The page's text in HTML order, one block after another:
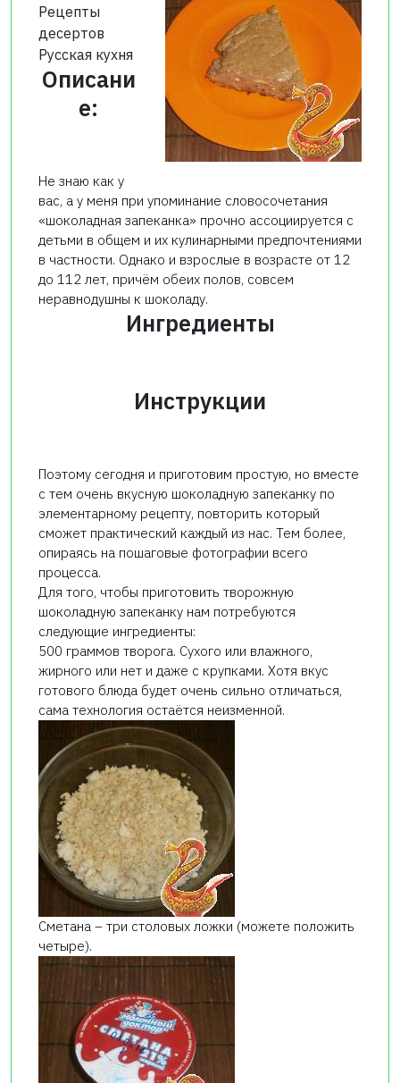
Рецепты
десертов
Русская кухня
Описани
е:
Не знаю как у
вас, а у меня при упоминание словосочетания
«шоколадная запеканка» прочно ассоциируется с
детьми в общем и их кулинарными предпочтениями
в частности. Однако и взрослые в возрасте от 12
до 112 лет, причём обеих полов, совсем
неравнодушны к шоколаду.
Ингредиенты
Инструкции
Поэтому сегодня и приготовим простую, но вместе
с тем очень вкусную шоколадную запеканку по
элементарному рецепту, повторить который
сможет практический каждый из нас. Тем более,
опираясь на пошаговые фотографии всего
процесса.
Для того, чтобы приготовить творожную
шоколадную запеканку нам потребуются
следующие ингредиенты:
500 граммов творога. Сухого или влажного,
жирного или нет и даже с крупками. Хотя вкус
готового блюда будет очень сильно отличаться,
сама технология остаётся неизменной.
Сметана – три столовых ложки (можете положить
четыре).